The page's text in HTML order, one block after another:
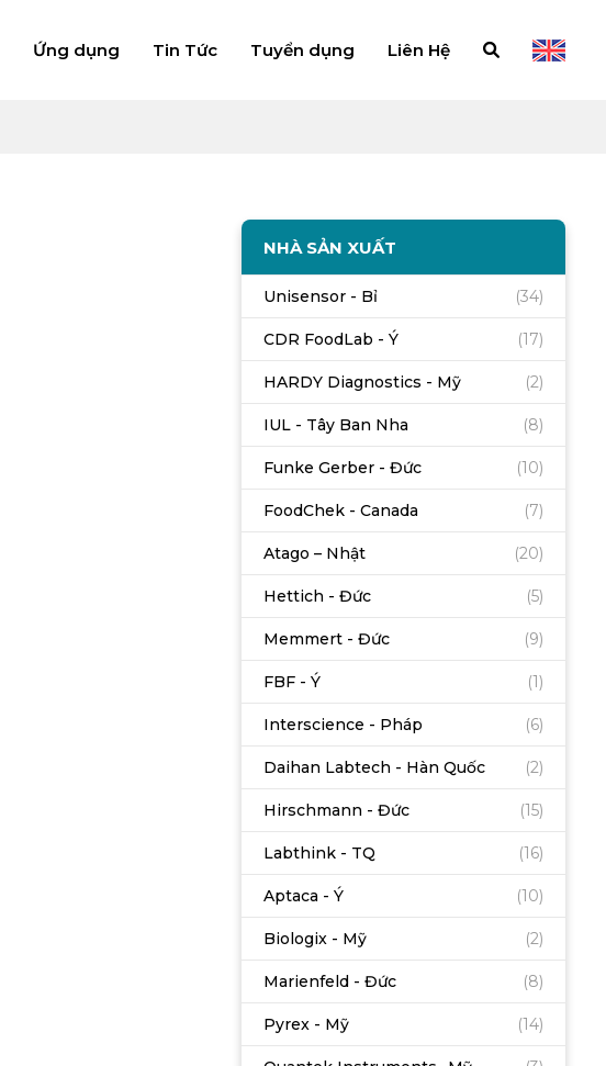
Ứng dụng Tin Tức Tuyển dụng Liên Hệ
NHÀ SẢN XUẤT
Unisensor - Bỉ (34)
CDR FoodLab - Ý (17)
HARDY Diagnostics - Mỹ (2)
IUL - Tây Ban Nha (8)
Funke Gerber - Đức (10)
FoodChek - Canada (7)
Atago – Nhật (20)
Hettich - Đức (5)
Memmert - Đức (9)
FBF - Ý (1)
Interscience - Pháp (6)
Daihan Labtech - Hàn Quốc (2)
Hirschmann - Đức (15)
Labthink - TQ (16)
Aptaca - Ý (10)
Biologix - Mỹ (2)
Marienfeld - Đức (8)
Pyrex - Mỹ (14)